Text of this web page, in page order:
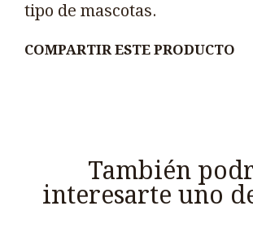
tipo de mascotas.
COMPARTIR ESTE PRODUCTO
También
interesarte uno